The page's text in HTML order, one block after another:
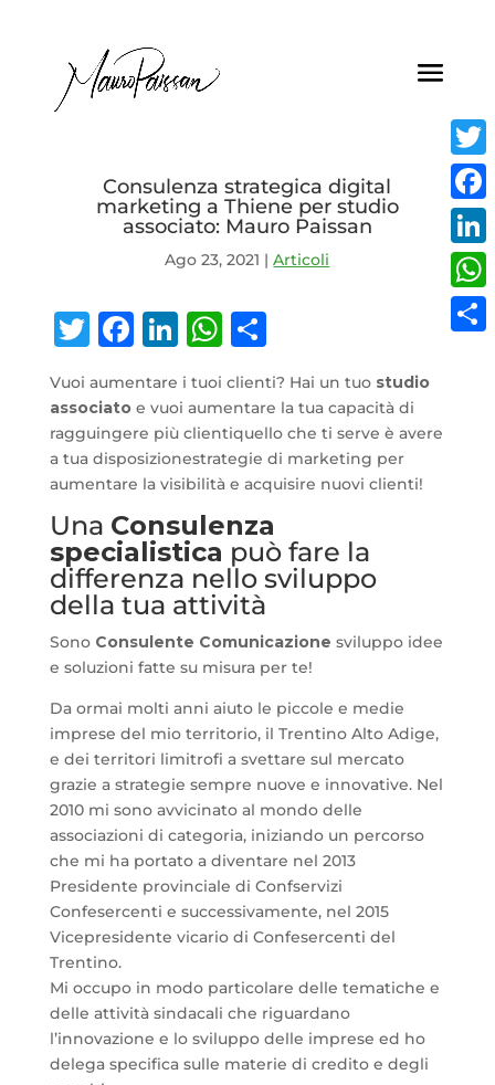
Consulenza strategica digital
marketing a Thiene per studio
associato: Mauro Paissan
Ago 23, 2021 |Articoli
Twitter
Facebook
LinkedIn
WhatsApp
Condividi
Vuoi aumentare i tuoi clienti? Hai un tuo studio
associatoe vuoi aumentare la tua capacità di
ragguingere più clientiquello che ti serve è avere
a tua disposizionestrategie di marketing per
aumentare la visibilità e acquisire nuovi clienti!
Una Consulenza
specialistica può fare la
differenza nello sviluppo
della tua attività
Sono Consulente Comunicazione sviluppo idee
e soluzioni fatte su misura per te!
Da ormai molti anni aiuto le piccole e medie
imprese del mio territorio, il Trentino Alto Adige,
e dei territori limitrofi a svettare sul mercato
grazie a strategie sempre nuove e innovative. Nel
2010 mi sono avvicinato al mondo delle
associazioni di categoria, iniziando un percorso
che mi ha portato a diventare nel 2013
Presidente provinciale di Confservizi
Confesercenti e successivamente, nel 2015
Vicepresidente vicario di Confesercenti del
Trentino.
Mi occupo in modo particolare delle tematiche e
delle attività sindacali che riguardano
l’innovazione e lo sviluppo delle imprese ed ho
delega specifica sulle materie di credito e degli